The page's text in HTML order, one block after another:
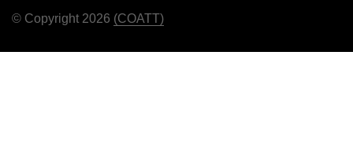
© Copyright 2026 (COATT)